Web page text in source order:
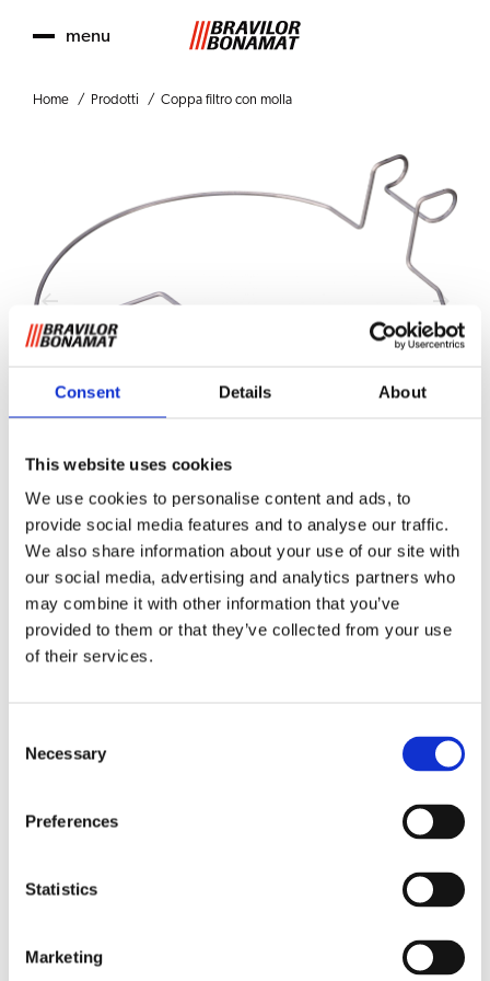
Consent Details About
This website uses cookies
We use cookies to personalise content and ads, to
provide social media features and to analyse our traffic.
We also share information about your use of our site with
our social media, advertising and analytics partners who
may combine it with other information that you’ve
provided to them or that they’ve collected from your use
of their services.
Selection
Necessary
Preferences
Statistics
Marketing
menu
Home Prodotti Coppa filtro con molla
Coppa filtro con molla